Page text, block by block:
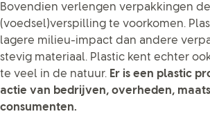
Bovendien verlengen verpakkingen
(voedsel)verspilling te voorkomen.
lagere milieu-impact dan andere
stevig materiaal. Plastic kent echter
te veel in de natuur. Er is een plastic
actie van bedrijven, overheden,
consumenten.